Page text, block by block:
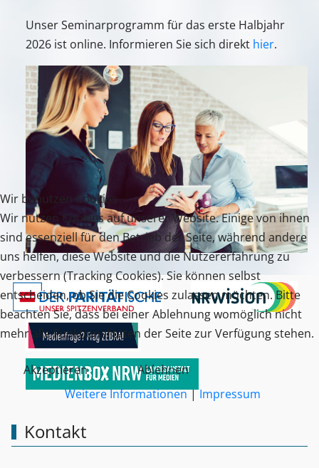
Unser Seminarprogramm für das erste Halbjahr
2026 ist online. Informieren Sie sich direkt hier.
Kontakt
Wir benutzen Cookies
Wir nutzen Cookies auf unserer Website. Einige von ihnen
sind essenziell für den Betrieb der Seite, während andere
uns helfen, diese Website und die Nutzererfahrung zu
verbessern (Tracking Cookies). Sie können selbst
entscheiden, ob Sie die Cookies zulassen möchten. Bitte
beachten Sie, dass bei einer Ablehnung womöglich nicht
mehr alle Funktionalitäten der Seite zur Verfügung stehen.
Akzeptieren
Ablehnen
Weitere Informationen|Impressum